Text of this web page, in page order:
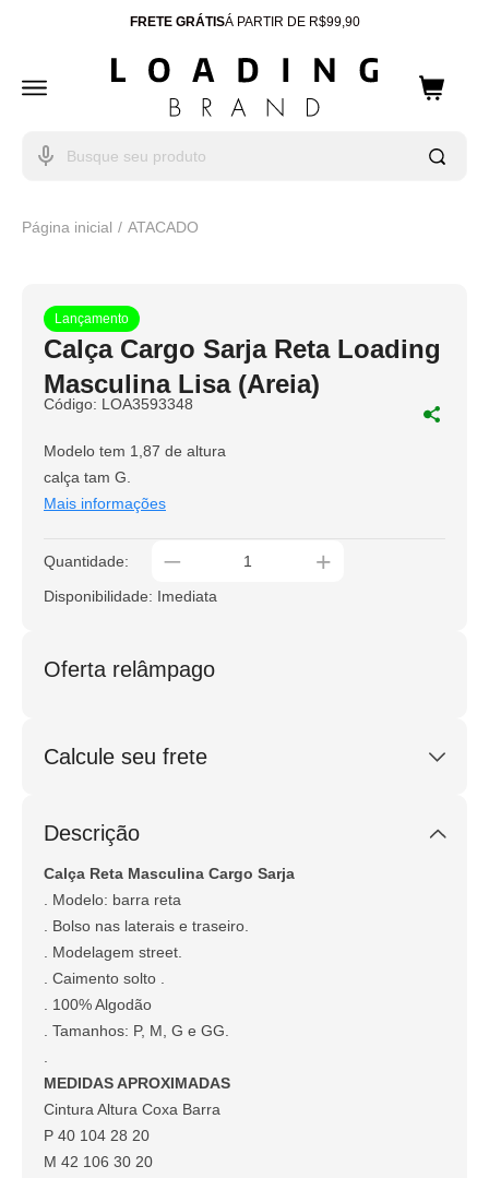
FRETE GRÁTISÁ PARTIR DE R$99,90
ENTREGA PARA TODO BRASIL
10% OFFCUPOM: WELCOME
Página inicial ATACADO
Lançamento
Calça Cargo Sarja Reta Loading
Masculina Lisa (Areia)
Código: LOA3593348
Modelo tem 1,87 de altura
calça tam G.
Mais informações
Quantidade: _ +
Disponibilidade: Imediata
Oferta relâmpago
Calcule seu frete
Não sei meu CEP
Descrição
Calça Reta Masculina Cargo Sarja
. Modelo: barra reta
. Bolso nas laterais e traseiro.
. Modelagem street.
. Caimento solto .
. 100% Algodão
. Tamanhos: P, M, G e GG.
MEDIDAS APROXIMADAS
Cintura Altura Coxa Barra
P 40 104 28 20
M 42 106 30 20